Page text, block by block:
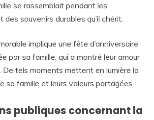
se rassemblait pendant les
des souvenirs durables qu’il chérit.
implique une fête d’anniversaire
par sa famille, qui a montré leur amour
tels moments mettent en lumière la
sa famille et leurs valeurs partagées.
publiques concernant la